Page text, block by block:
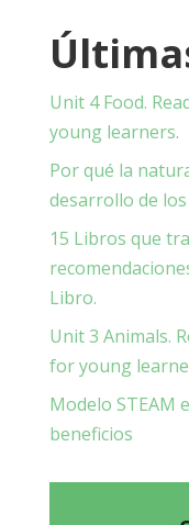
Unit 4 Food.
young learners.
Por qué la
desarrollo de
15 Libros que
Libro.
Unit 3 Animals.
for young
Modelo STEAM
beneficios